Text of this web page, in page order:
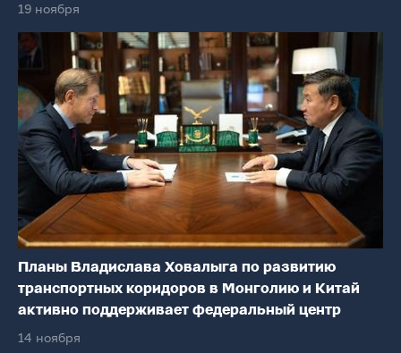
19 ноября
Планы Владислава Ховалыга по развитию
транспортных коридоров в Монголию и Китай
активно поддерживает федеральный центр
14 ноября